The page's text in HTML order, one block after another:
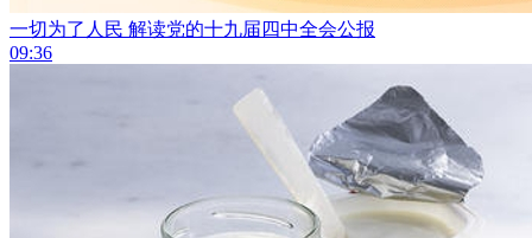
一切为了人民 解读党的十九届四中全会公报
09:36